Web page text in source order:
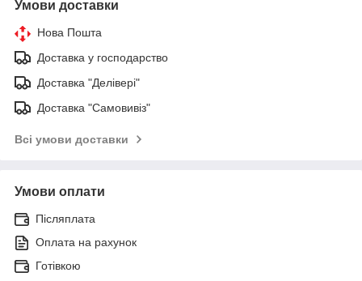
Умови доставки
Нова Пошта
Доставка у господарство
Доставка "Делівері"
Доставка "Самовивіз"
Всі умови доставки
Умови оплати
Післяплата
Оплата на рахунок
Готівкою